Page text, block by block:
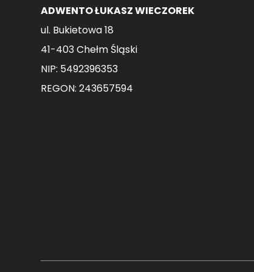
ADWENTO ŁUKASZ WIECZOREK
ul. Bukietowa 18
41-403 Chełm Śląski
NIP: 5492396353
REGON: 243657594